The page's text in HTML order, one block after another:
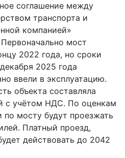
соглашение между
транспорта и
компанией»
мост
2022 года, но сроки
2025 года
ввели в эксплуатацию.
объекта составляла
с учётом НДС. По оценкам
по мосту будут проезжать
Платный проезд,
действовать до 2042